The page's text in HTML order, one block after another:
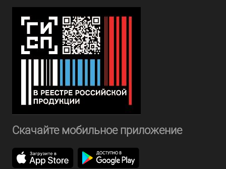
Скачайте мобильное приложение